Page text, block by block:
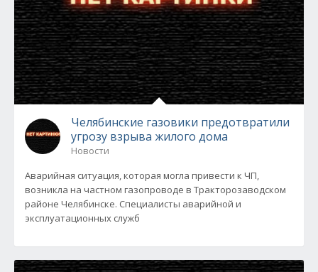
Челябинские газовики предотвратили
угрозу взрыва жилого дома
Новости
Аварийная ситуация, которая могла привести к ЧП,
возникла на частном газопроводе в Тракторозаводском
районе Челябинске. Специалисты аварийной и
эксплуатационных служб